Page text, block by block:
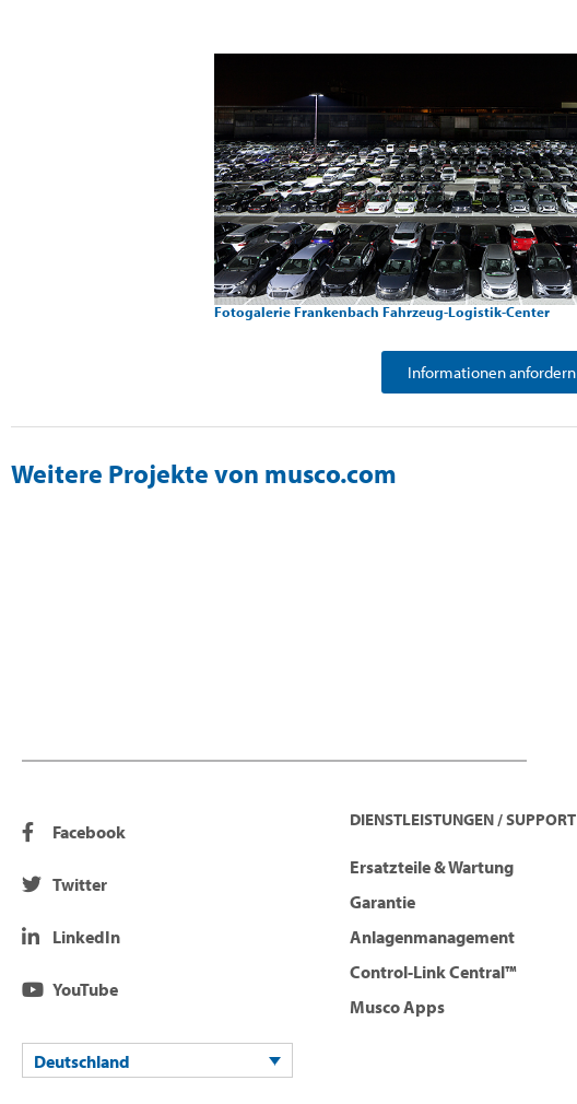
Fotogalerie Frankenbach Fahrzeug-Logistik-Center
Informationen anfordern
Weitere Projekte von musco.com
Facebook
Twitter
LinkedIn
YouTube
Deutschland
DIENSTLEISTUNGEN / SUPPORT
Ersatzteile & Wartung
Garantie
Anlagenmanagement
Control-Link Central™
Musco Apps